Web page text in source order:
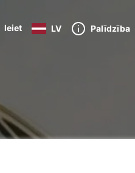
Ieiet LV Palīdzība